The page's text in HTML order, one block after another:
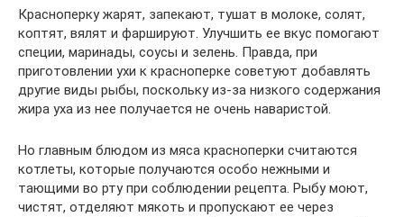
Красноперку жарят, запекают, тушат в молоке, солят,
коптят, вялят и фаршируют. Улучшить ее вкус помогают
специи, маринады, соусы и зелень. Правда, при
приготовлении ухи к красноперке советуют добавлять
другие виды рыбы, поскольку из-за низкого содержания
жира уха из нее получается не очень наваристой.
Но главным блюдом из мяса красноперки считаются
котлеты, которые получаются особо нежными и
тающими во рту при соблюдении рецепта. Рыбу моют,
чистят, отделяют мякоть и пропускают ее через